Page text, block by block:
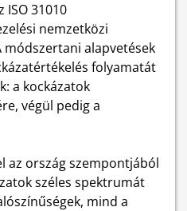
31010
nemzetközi
módszertani alapvetések
folyamatát
a kockázatok
végül pedig a
az ország szempontjából
széles spektrumát
mind a